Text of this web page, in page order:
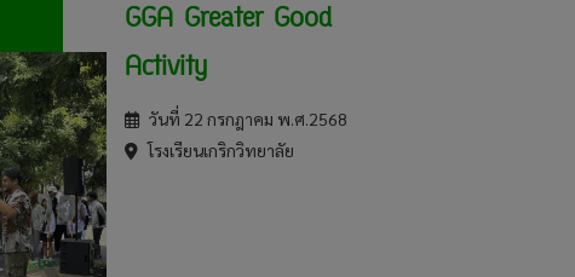
GGA Greater Good
Activity
วันที่ 22 กรกฎาคม พ.ศ.2568
โรงเรียนเกริกวิทยาลัย